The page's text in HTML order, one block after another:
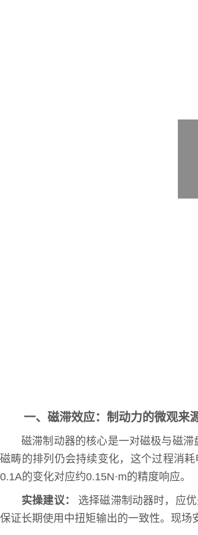
一、磁滞效应：制动力的微观来
磁滞制动器的核心是一对磁极与磁
磁畴的排列仍会持续变化，这个过程消
0.1A的变化对应约0.15N·m的精度响应。
实操建议：
选择磁滞制动器时，应
保证长期使用中扭矩输出的一致性。现场